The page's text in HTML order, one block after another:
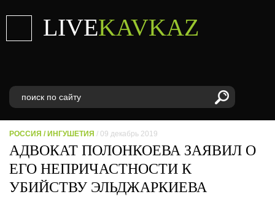
LIVEKAVKAZ
РОССИЯ / ИНГУШЕТИЯ / 09 декабрь 2019
АДВОКАТ ПОЛОНКОЕВА ЗАЯВИЛ О
ЕГО НЕПРИЧАСТНОСТИ К
УБИЙСТВУ ЭЛЬДЖАРКИЕВА